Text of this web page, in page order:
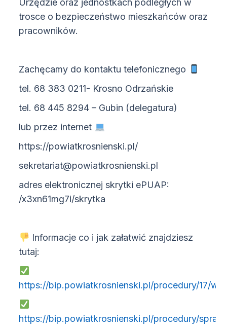
Urzędzie oraz jednostkach podległych w
trosce o bezpieczeństwo mieszkańców oraz
pracowników.
Zachęcamy do kontaktu telefonicznego
tel. 68 383 0211- Krosno Odrzańskie
tel. 68 445 8294 – Gubin (delegatura)
lub przez internet
https://powiatkrosnienski.pl/
sekretariat@powiatkrosnienski.pl
adres elektronicznej skrytki ePUAP:
/x3xn61mg7i/skrytka
Informacje co i jak załatwić znajdziesz
tutaj:
https://bip.powiatkrosnienski.pl/procedury/17/
https://bip.powiatkrosnienski.pl/procedury/